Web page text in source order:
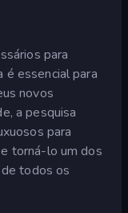
para
é essencial para
novos
a pesquisa
para
torná-lo um dos
todos os